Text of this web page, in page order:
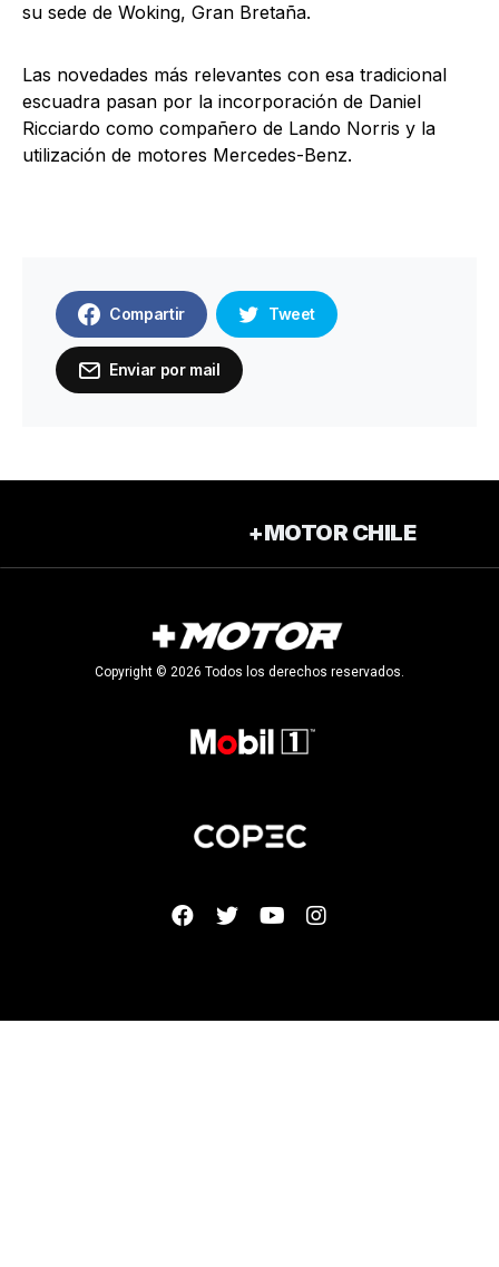
su sede de Woking, Gran Bretaña.
Las novedades más relevantes con esa tradicional
escuadra pasan por la incorporación de Daniel
Ricciardo como compañero de Lando Norris y la
utilización de motores Mercedes-Benz.
Compartir Tweet
Enviar por mail
+MOTOR CHILE
Copyright © 2026 Todos los derechos reservados.